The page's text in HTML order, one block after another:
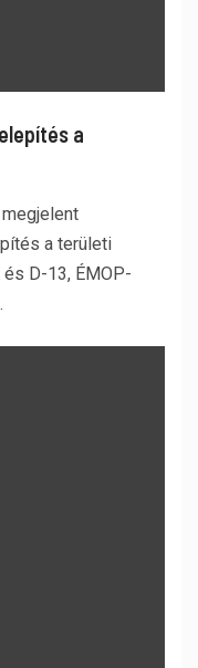
a
a területi
D-13, ÉMOP-